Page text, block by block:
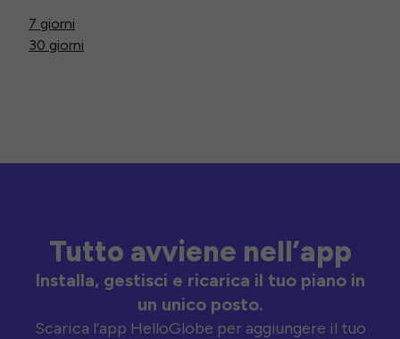
7 giorni
30 giorni
Tutto avviene nell’app
Installa, gestisci e ricarica il tuo piano in
un unico posto.
Scarica l’app HelloGlobe per aggiungere il tuo